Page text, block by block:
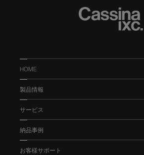
HOME
製品情報
サービス
納品事例
お客様サポート